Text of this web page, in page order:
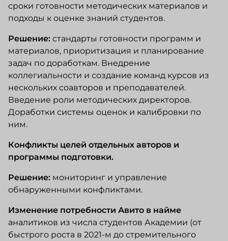
сроки готовности методических материалов и
подходы к оценке знаний студентов.
Решение:стандарты готовности программ и
материалов, приоритизация и планирование
задач по доработкам. Внедрение
коллегиальности и создание команд курсов из
нескольких соавторов и преподавателей.
Введение роли методических директоров.
Доработки системы оценок и калибровки по
ним.
Конфликты целей отдельных авторов и
программы подготовки.
Решение:мониторинг и управление
обнаруженными конфликтами.
Изменение потребности Авито в найме
аналитиков из числа студентов Академии (от
быстрого роста в 2021-м до стремительного